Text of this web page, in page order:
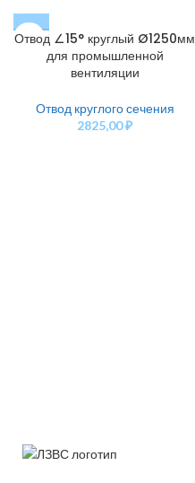
Отвод ∠15° круглый Ø1250мм
для промышленной
вентиляции
Отвод круглого сечения
2825,00₽